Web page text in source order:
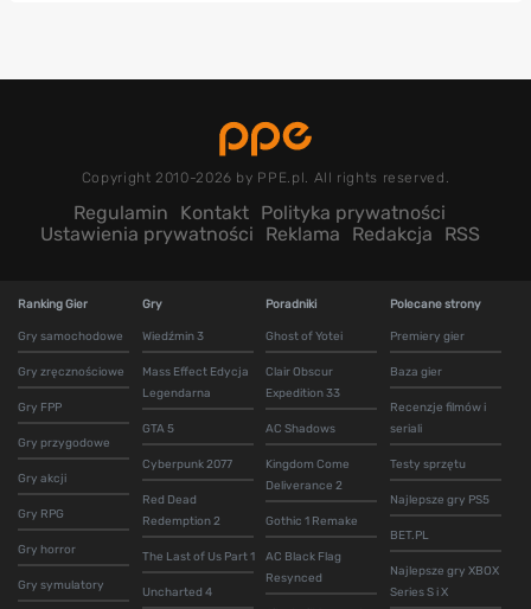
Copyright 2010-2026 by PPE.pl. All rights reserved.
Regulamin Kontakt Polityka prywatności
Ustawienia prywatności
Reklama Redakcja RSS
Ranking Gier
Gry samochodowe
Gry zręcznościowe
Gry FPP
Gry przygodowe
Gry akcji
Gry RPG
Gry horror
Gry symulatory
Gry
Wiedźmin 3
Mass Effect Edycja
Legendarna
GTA 5
Cyberpunk 2077
Red Dead
Redemption 2
The Last of Us Part 1
Uncharted 4
Poradniki
Ghost of Yotei
Clair Obscur
Expedition 33
AC Shadows
Kingdom Come
Deliverance 2
Gothic 1 Remake
AC Black Flag
Resynced
Polecane strony
Premiery gier
Baza gier
Recenzje filmów i
seriali
Testy sprzętu
Najlepsze gry PS5
BET.PL
Najlepsze gry XBOX
Series S i X